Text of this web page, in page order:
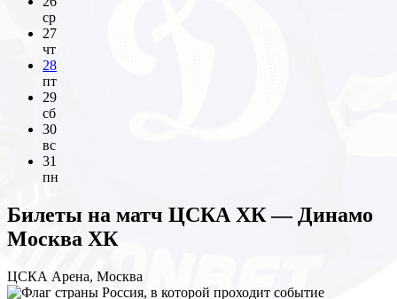
ср
27
чт
28
пт
29
сб
30
вс
31
пн
Билеты на матч ЦСКА ХК — Динамо
Москва ХК
ЦСКА Арена, Москва